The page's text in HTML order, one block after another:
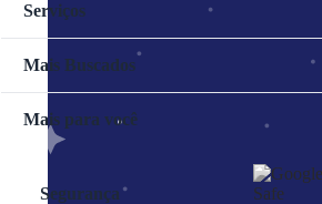
Serviços
Mais Buscados
Mais para você
Segurança